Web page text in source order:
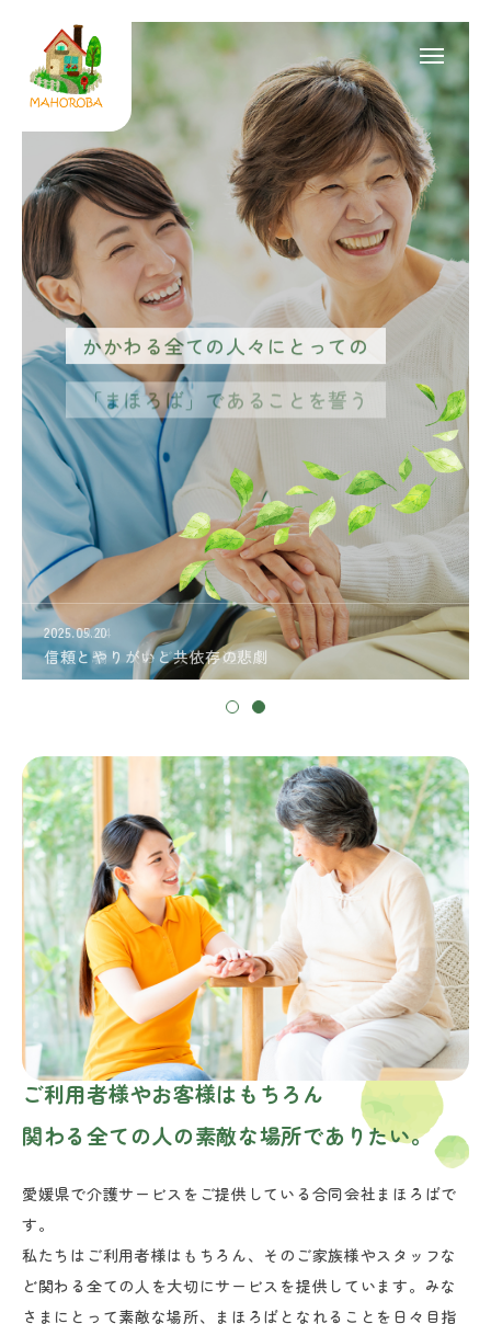
かかわる全ての人々にとっての
「まほろば」であることを誓う
2026.04.04
自信と驕り（おごり）の違い
2025.05.20
信頼とやりがいと共依存の悲劇
ご利用者様やお客様はもちろん
関わる全ての人の素敵な場所でありたい。
愛媛県で介護サービスをご提供している合同会社まほろばで
す。
私たちはご利用者様はもちろん、そのご家族様やスタッフな
ど関わる全ての人を大切にサービスを提供しています。みな
さまにとって素敵な場所、まほろばとなれることを日々目指
合同会社まほろば
採用情報 お問い合わせ
会社概要
事業内容
採用情報
お知らせ
お問い合わせ